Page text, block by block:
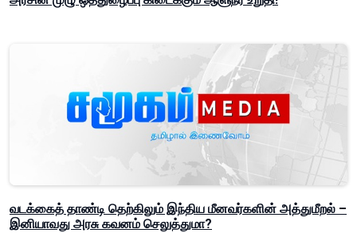
வடக்கைத் தாண்டி தெற்கிலும் இந்திய மீனவர்களின் அத்துமீறல் –
இனியாவது அரசு கவனம் செலுத்துமா?